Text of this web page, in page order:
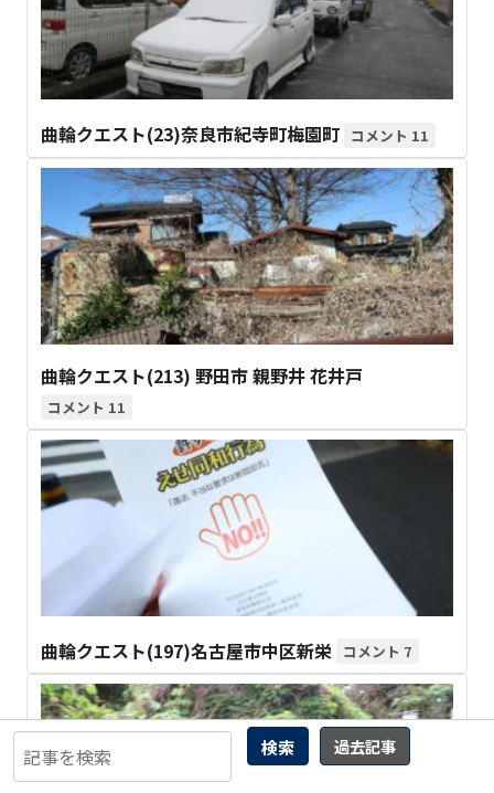
検索 過去記事
曲輪クエスト(23)奈良市紀寺町梅園町 11
曲輪クエスト(213) 野田市 親野井 花井戸
11
曲輪クエスト(197)名古屋市中区新栄 7